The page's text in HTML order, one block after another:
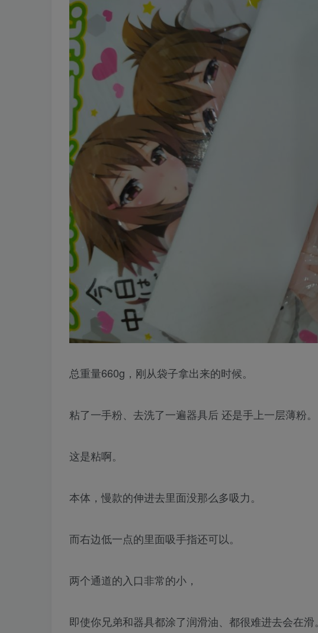
总重量660g，刚从袋子拿出来的时候。
粘了一手粉、去洗了一遍器具后 还是手上一层薄粉。
这是粘啊。
本体，慢款的伸进去里面没那么多吸力。
而右边低一点的里面吸手指还可以。
两个通道的入口非常的小，
即使你兄弟和器具都涂了润滑油、都很难进去会在滑。